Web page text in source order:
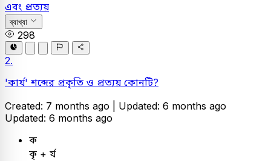
এবং প্রত্যয়
ব্যাখ্যা
298
2.
'কার্য' শব্দের প্রকৃতি ও প্রত্যয় কোনটি?
Created: 7 months ago | Updated: 6 months ago
Updated: 6 months ago
ক
কৃ + র্য